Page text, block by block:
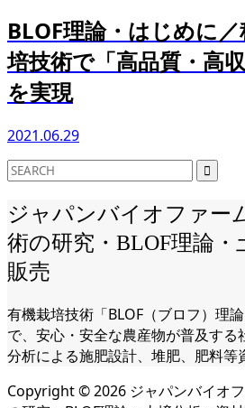
BLOF理論・はじめに
培技術で「高品質・高
を実現
2021.06.29
ジャパンバイオファー
術の研究・BLOF理論・
販売
有機栽培技術「BLOF（ブロフ）理
で、安心・安全な農産物が普及す
分析による施肥設計、堆肥、肥料等
Copyright ©2026 ジャパンバイオ